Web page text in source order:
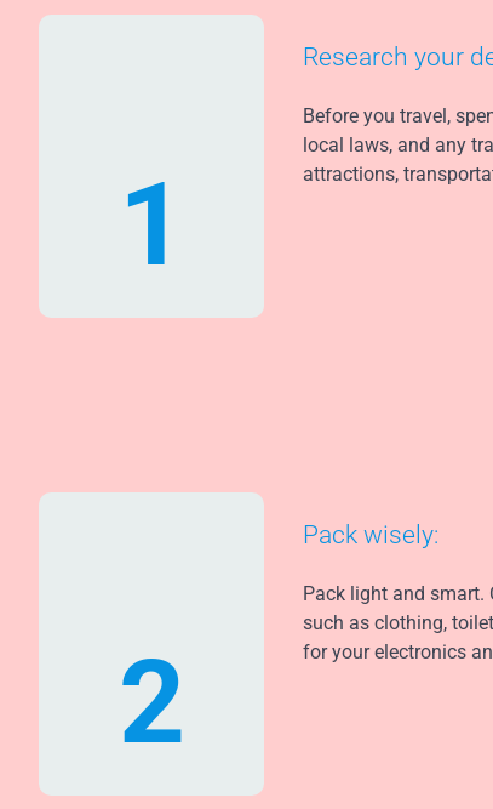
1
Research your
Before you travel,
local laws, and any
attractions,
2
Pack wisely:
Pack light and smart.
such as clothing,
for your electronics